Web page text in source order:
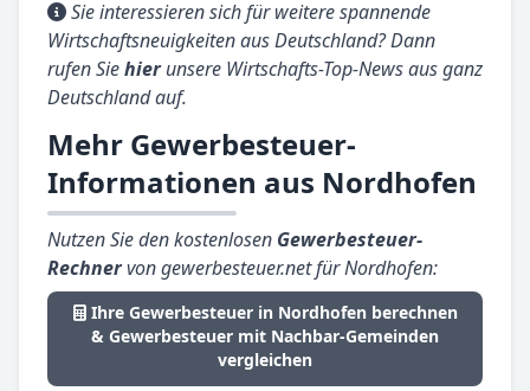
Sie interessieren sich für weitere spannende
Wirtschaftsneuigkeiten aus Deutschland? Dann
rufen Siehierunsere Wirtschafts-Top-News aus ganz
Deutschland auf.
Mehr Gewerbesteuer-
Informationen aus Nordhofen
Nutzen Sie den kostenlosen Gewerbesteuer-
Rechnervon gewerbesteuer.net für Nordhofen:
Ihre Gewerbesteuer in Nordhofen berechnen
& Gewerbesteuer mit Nachbar-Gemeinden
vergleichen